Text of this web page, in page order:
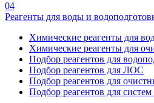
04
Реагенты для воды и
Химические реагенты для
Химические реагенты для
Подбор реагентов для
Подбор реагентов для ЛОС
Подбор реагентов для
Подбор реагентов для